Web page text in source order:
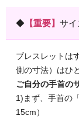
◆ 【重要】サイ
ブレスレットは
側の寸法）はひ
ご自分の手首の
1)まず、手首の
15cm）